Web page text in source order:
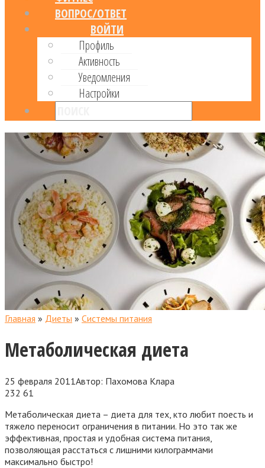
ВОПРОС/ОТВЕТ
ВОЙТИ
Профиль
Активность
Уведомления
Настройки
Главная » Диеты » Системы питания
Метаболическая диета
25 февраля 2011Автор: Пахомова Клара
232 61
Метаболическая диета – диета для тех, кто любит поесть и
тяжело переносит ограничения в питании. Но это так же
эффективная, простая и удобная система питания,
позволяющая расстаться с лишними килограммами
максимально быстро!